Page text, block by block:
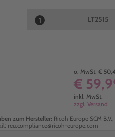
1 LT2515
o. MwSt. €
€
inkl. MwSt.
zzgl. Versand
zum Hersteller: Ricoh Europe SCM
reu.compliance@ricoh-europe.com